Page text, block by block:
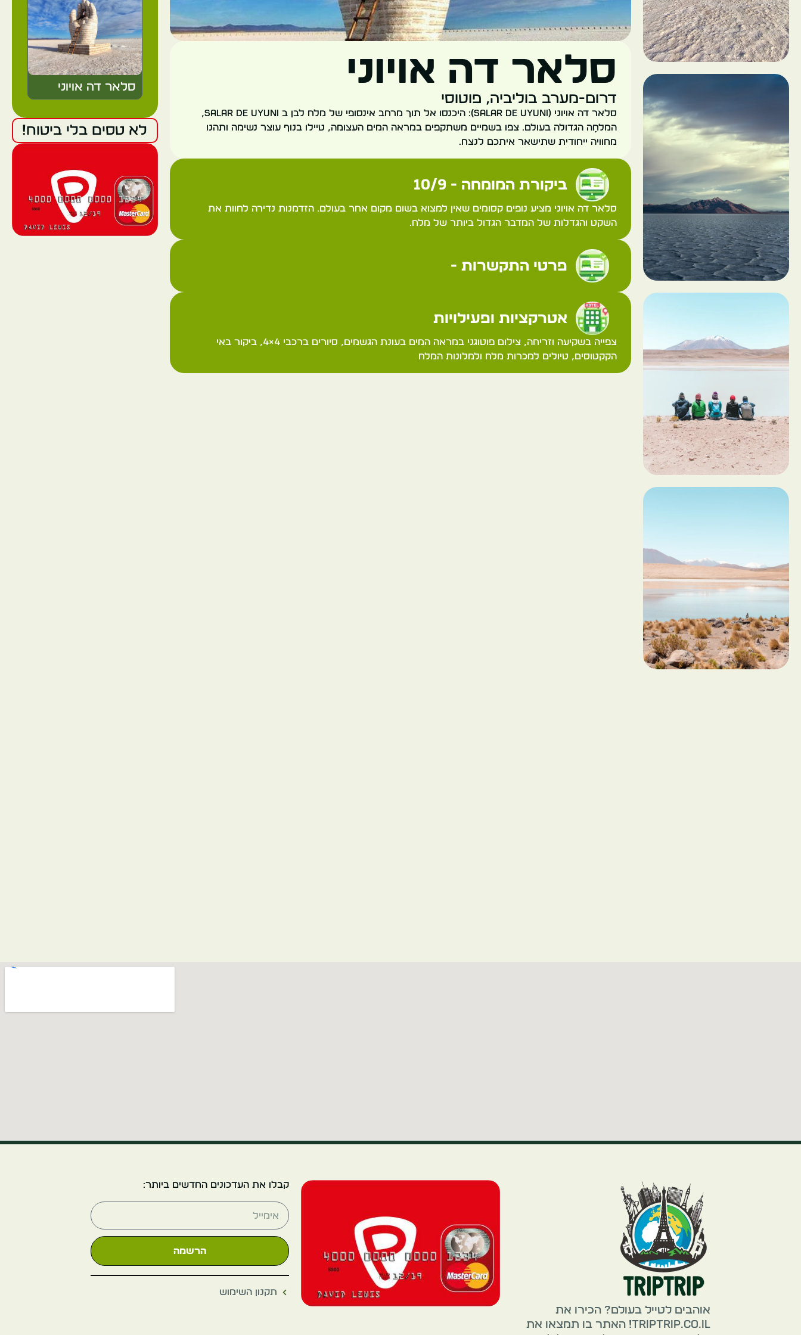
סלאר דה אויוני
דרום-מערב בוליביה, פוטוסי
סלאר דה אויוני (Salar de Uyuni): היכנסו אל תוך מרחב אינסופי של מלח לבן ב Salar de Uyuni,
המלחָה הגדולה בעולם. צפו בשמיים משתקפים במראה המים העצומה, טיילו בנוף עוצר נשימה ותהנו
מחוויה ייחודית שתישאר איתכם לנצח.
ביקורת המומחה - 10/9
סלאר דה אויוני מציע נופים קסומים שאין למצוא בשום מקום אחר בעולם. הזדמנות נדירה לחוות את
השקט והגדלות של המדבר הגדול ביותר של מלח.
פרטי התקשרות -
אטרקציות ופעילויות
צפייה בשקיעה וזריחה, צילום פוטוגני במראה המים בעונת הגשמים, סיורים ברכבי 4×4, ביקור באי
הקקטוסים, טיולים למכרות מלח ולמלונות המלח
סלאר דה אויוני
לא טסים בלי ביטוח!
אוהבים לטייל בעולם? הכירו את
TripTrip.co.il! האתר בו תמצאו את
קבלו את העדכונים החדשים ביותר:
הרשמה
תקנון השימוש